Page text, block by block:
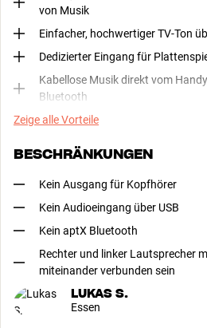
von Musik
Einfacher, hochwertiger TV-Ton
Dedizierter Eingang für
Kabellose Musik direkt vom
Bluetooth
Zeige alle Vorteile
BESCHRÄNKUNGEN
Kein Ausgang für Kopfhörer
Kein Audioeingang über USB
Kein aptX Bluetooth
Rechter und linker Lautsprecher
miteinander verbunden sein
LUKAS S.
Essen